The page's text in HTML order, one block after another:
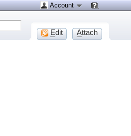
Account
Edit Attach